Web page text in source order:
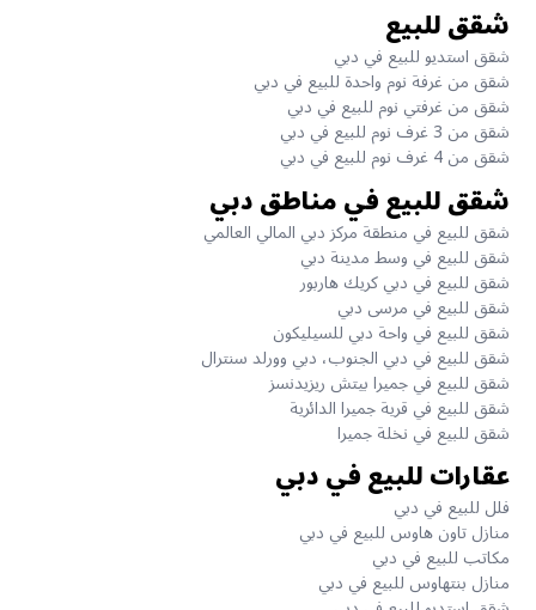
شقق للبيع
شقق استديو للبيع في دبي
شقق من غرفة نوم واحدة للبيع في دبي
شقق من غرفتي نوم للبيع في دبي
شقق من 3 غرف نوم للبيع في دبي
شقق من 4 غرف نوم للبيع في دبي
شقق للبيع في مناطق دبي
شقق للبيع في منطقة مركز دبي المالي العالمي
شقق للبيع في وسط مدينة دبي
شقق للبيع في دبي كريك هاربور
شقق للبيع في مرسى دبي
شقق للبيع في واحة دبي للسيليكون
شقق للبيع في دبي الجنوب، دبي وورلد سنترال
شقق للبيع في جميرا بيتش ريزيدنسز
شقق للبيع في قرية جميرا الدائرية
شقق للبيع في نخلة جميرا
عقارات للبيع في دبي
فلل للبيع في دبي
منازل تاون هاوس للبيع في دبي
مكاتب للبيع في دبي
منازل بنتهاوس للبيع في دبي